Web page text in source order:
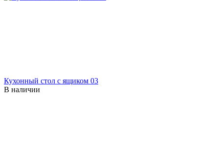
Кухонный стол с ящиком 03
В наличии